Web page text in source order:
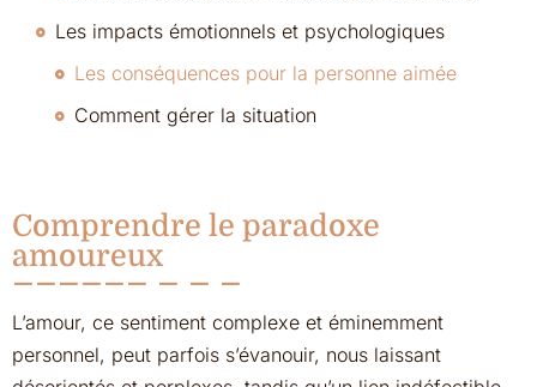
Les impacts émotionnels et psychologiques
Les conséquences pour la personne aimée
Comment gérer la situation
Comprendre le paradoxe
amoureux
L’amour, ce sentiment complexe et éminemment
personnel, peut parfois s’évanouir, nous laissant